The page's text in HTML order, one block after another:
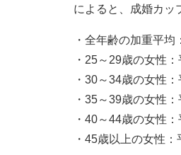
によると、成婚カッ
・全年齢の加重平均
・25～29歳の女性
・30～34歳の女性
・35～39歳の女性
・40～44歳の女性
・45歳以上の女性